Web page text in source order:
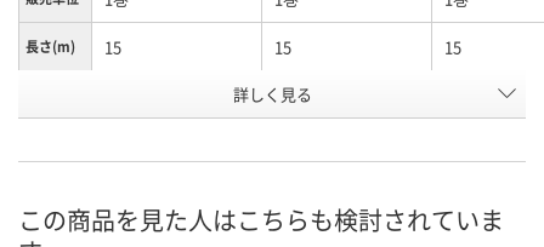
長さ(m) 15 15 15
若葉
号
詳しく見る
この商品を見た人はこちらも検討されていま